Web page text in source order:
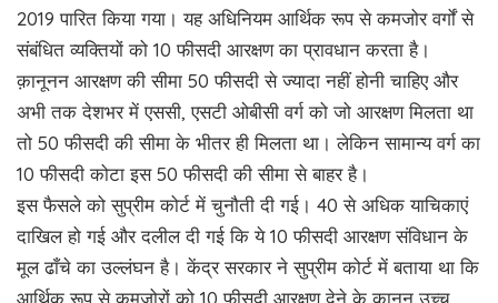
2019 पारित किया गया। यह अधिनियम आर्थिक रूप से कमजोर वर्गों से
संबंधित व्यक्तियों को 10 फीसदी आरक्षण का प्रावधान करता है।
क़ानूनन आरक्षण की सीमा 50 फीसदी से ज्यादा नहीं होनी चाहिए और
अभी तक देशभर में एससी, एसटी ओबीसी वर्ग को जो आरक्षण मिलता था
तो 50 फीसदी की सीमा के भीतर ही मिलता था। लेकिन सामान्य वर्ग का
10 फीसदी कोटा इस 50 फीसदी की सीमा से बाहर है।
इस फैसले को सुप्रीम कोर्ट में चुनौती दी गई। 40 से अधिक याचिकाएं
दाखिल हो गई और दलील दी गई कि ये 10 फीसदी आरक्षण संविधान के
मूल ढाँचे का उल्लंघन है। केंद्र सरकार ने सुप्रीम कोर्ट में बताया था कि
आर्थिक रूप से कमजोरों को 10 फीसदी आरक्षण देने के क़ानून उच्च